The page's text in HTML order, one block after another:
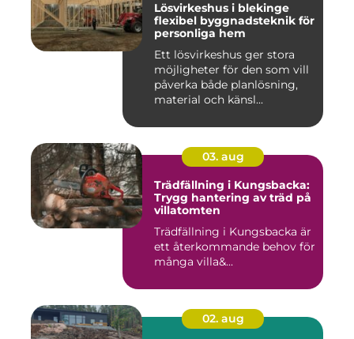
Lösvirkeshus i blekinge
flexibel byggnadsteknik för
personliga hem
Ett lösvirkeshus ger stora
möjligheter för den som vill
påverka både planlösning,
material och känsl...
03. aug
Trädfällning i Kungsbacka:
Trygg hantering av träd på
villatomten
Trädfällning i Kungsbacka är
ett återkommande behov för
många villa&...
02. aug